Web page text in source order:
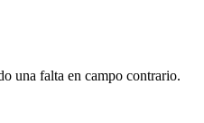
una falta en campo contrario.